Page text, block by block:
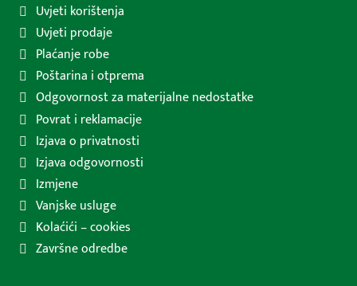
Uvjeti korištenja
Uvjeti prodaje
Plaćanje robe
Poštarina i otprema
Odgovornost za materijalne nedostatke
Povrat i reklamacije
Izjava o privatnosti
Izjava odgovornosti
Izmjene
Vanjske usluge
Kolaćići – cookies
Završne odredbe